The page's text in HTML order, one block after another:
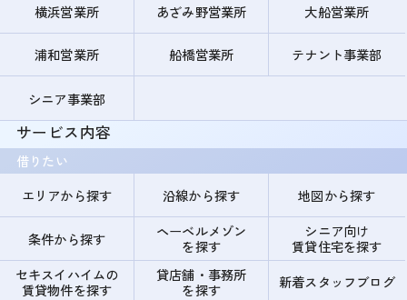
横浜営業所 あざみ野営業所 大船営業所
浦和営業所 船橋営業所 テナント事業部
シニア事業部
サービス内容
借りたい
エリアから探す
沿線から探す 地図から探す
条件から探す
ヘーベルメゾン
を探す
シニア向け
賃貸住宅を探す
セキスイハイムの
賃貸物件を探す
貸店舗・事務所
を探す
新着スタッフブログ